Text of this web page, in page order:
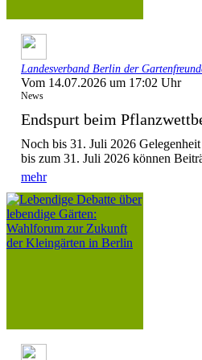
Landesverband Berlin der
Vom 14.07.2026 um 17:02 Uhr
News
Endspurt beim
Noch bis 31. Juli 2026
bis zum 31. Juli 2026 können
mehr